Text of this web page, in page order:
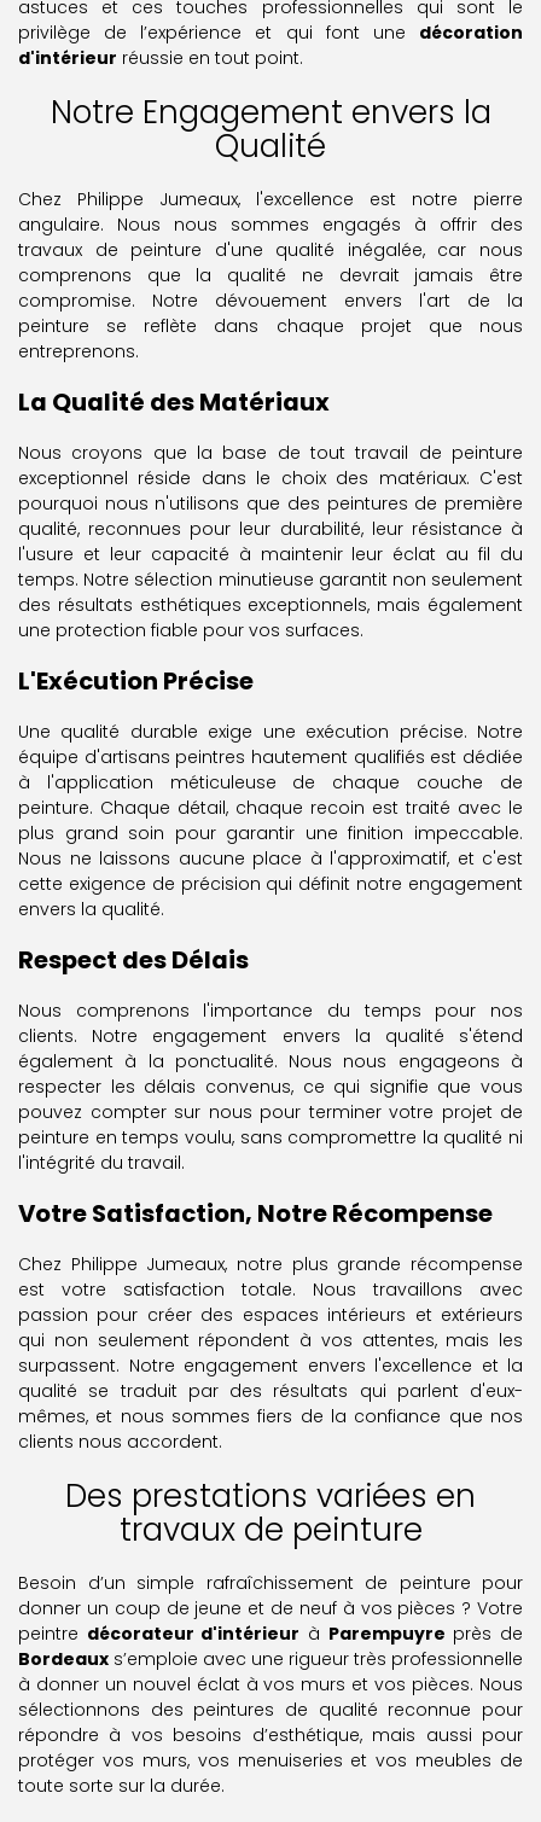
astuces et ces touches professionnelles qui sont le
privilège de l’expérience et qui font une décoration
d'intérieur réussie en tout point.
Notre Engagement envers la
Qualité
Chez Philippe Jumeaux, l'excellence est notre pierre
angulaire. Nous nous sommes engagés à offrir des
travaux de peinture d'une qualité inégalée, car nous
comprenons que la qualité ne devrait jamais être
compromise. Notre dévouement envers l'art de la
peinture se reflète dans chaque projet que nous
entreprenons.
La Qualité des Matériaux
Nous croyons que la base de tout travail de peinture
exceptionnel réside dans le choix des matériaux. C'est
pourquoi nous n'utilisons que des peintures de première
qualité, reconnues pour leur durabilité, leur résistance à
l'usure et leur capacité à maintenir leur éclat au fil du
temps. Notre sélection minutieuse garantit non seulement
des résultats esthétiques exceptionnels, mais également
une protection fiable pour vos surfaces.
L'Exécution Précise
Une qualité durable exige une exécution précise. Notre
équipe d'artisans peintres hautement qualifiés est dédiée
à l'application méticuleuse de chaque couche de
peinture. Chaque détail, chaque recoin est traité avec le
plus grand soin pour garantir une finition impeccable.
Nous ne laissons aucune place à l'approximatif, et c'est
cette exigence de précision qui définit notre engagement
envers la qualité.
Respect des Délais
Nous comprenons l'importance du temps pour nos
clients. Notre engagement envers la qualité s'étend
également à la ponctualité. Nous nous engageons à
respecter les délais convenus, ce qui signifie que vous
pouvez compter sur nous pour terminer votre projet de
peinture en temps voulu, sans compromettre la qualité ni
l'intégrité du travail.
Votre Satisfaction, Notre Récompense
Chez Philippe Jumeaux, notre plus grande récompense
est votre satisfaction totale. Nous travaillons avec
passion pour créer des espaces intérieurs et extérieurs
qui non seulement répondent à vos attentes, mais les
surpassent. Notre engagement envers l'excellence et la
qualité se traduit par des résultats qui parlent d'eux-
mêmes, et nous sommes fiers de la confiance que nos
clients nous accordent.
Des prestations variées en
travaux de peinture
Besoin d’un simple rafraîchissement de peinture pour
donner un coup de jeune et de neuf à vos pièces ? Votre
peintre décorateur d'intérieur à Parempuyre près de
Bordeaux s’emploie avec une rigueur très professionnelle
à donner un nouvel éclat à vos murs et vos pièces. Nous
sélectionnons des peintures de qualité reconnue pour
répondre à vos besoins d’esthétique, mais aussi pour
protéger vos murs, vos menuiseries et vos meubles de
toute sorte sur la durée.